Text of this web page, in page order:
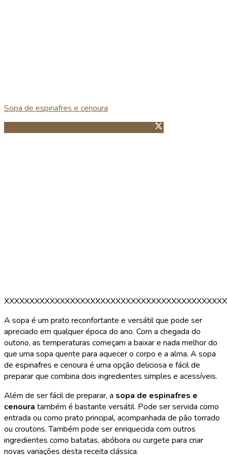
Sopa de espinafres e cenoura
Guardar no Pinterest
A sopa é um prato reconfortante e versátil que pode ser
apreciado em qualquer época do ano. Com a chegada do
outono, as temperaturas começam a baixar e nada melhor do
que uma sopa quente para aquecer o corpo e a alma. A sopa
de espinafres e cenoura é uma opção deliciosa e fácil de
preparar que combina dois ingredientes simples e acessíveis.
Além de ser fácil de preparar, a sopa de espinafres e
cenoura também é bastante versátil. Pode ser servida como
entrada ou como prato principal, acompanhada de pão torrado
ou croutons. Também pode ser enriquecida com outros
ingredientes como batatas, abóbora ou curgete para criar
novas variações desta receita clássica.